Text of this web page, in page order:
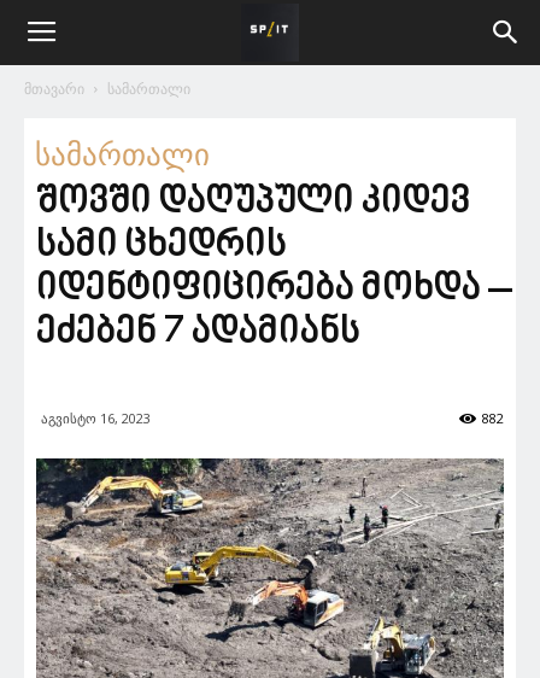
მთავარი სამართალი
სამართალი
შოვში დაღუპული კიდევ
სამი ცხედრის
იდენტიფიცირება მოხდა –
ეძებენ 7 ადამიანს
აგვისტო 16, 2023 882